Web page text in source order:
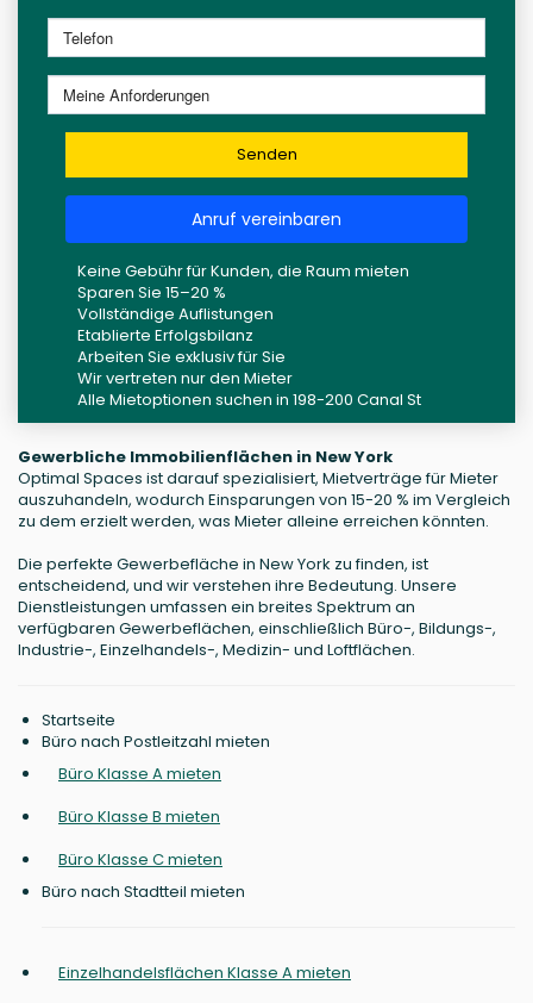
Senden
Anruf vereinbaren
Keine Gebühr für Kunden, die Raum mieten
Sparen Sie 15–20 %
Vollständige Auflistungen
Etablierte Erfolgsbilanz
Arbeiten Sie exklusiv für Sie
Wir vertreten nur den Mieter
Alle Mietoptionen suchen in 198-200 Canal St
Gewerbliche Immobilienflächen in New York
Optimal Spaces ist darauf spezialisiert, Mietverträge für Mieter
auszuhandeln, wodurch Einsparungen von 15-20 % im Vergleich
zu dem erzielt werden, was Mieter alleine erreichen könnten.
Die perfekte Gewerbefläche in New York zu finden, ist
entscheidend, und wir verstehen ihre Bedeutung. Unsere
Dienstleistungen umfassen ein breites Spektrum an
verfügbaren Gewerbeflächen, einschließlich Büro-, Bildungs-,
Industrie-, Einzelhandels-, Medizin- und Loftflächen.
Startseite
Büro nach Postleitzahl mieten
Büro Klasse A mieten
Büro Klasse B mieten
Büro Klasse C mieten
Büro nach Stadtteil mieten
Einzelhandelsflächen Klasse A mieten